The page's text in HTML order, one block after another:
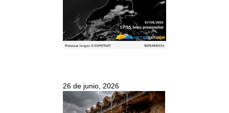
26 de junio, 2026